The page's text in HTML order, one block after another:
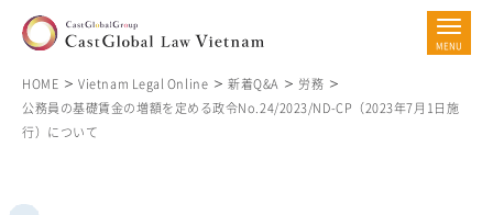
HOME Vietnam Legal Online 新着Q&A
労務
公務員の基礎賃金の増額を定める政令No.24/2023/ND-CP（2023年7月1日施
行）について